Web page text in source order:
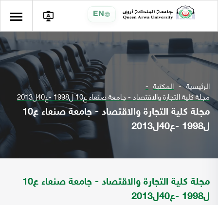
EN
الرئيسية المكتبة
مجلة كلية التجارة والاقتصاد - جامعة صنعاء ع10 ل1998 -ع40ل2013
مجلة كلية التجارة والاقتصاد - جامعة صنعاء ع10
ل1998 -ع40ل2013
مجلة كلية التجارة والاقتصاد - جامعة صنعاء ع10
ل1998 -ع40ل2013